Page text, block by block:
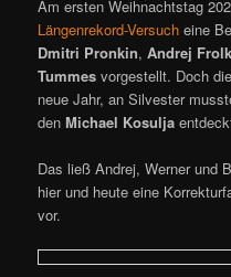
a
v
i
g
a
t
o
n
Am ersten Weihnachtstag
Längenrekord-Versuch eine
Dmitri Pronkin,Andrej
Tummes vorgestellt. Doch
neue Jahr, an Silvester
denMichael Kosulja
Das ließ Andrej, Werner und
hier und heute eine
vor.